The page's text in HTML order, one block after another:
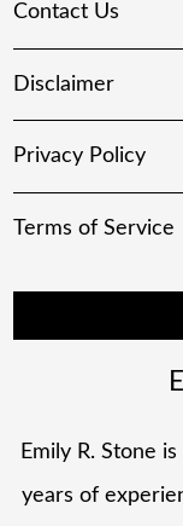
Contact Us
Disclaimer
Privacy Policy
Terms of Service
Emily R. Stone
years of